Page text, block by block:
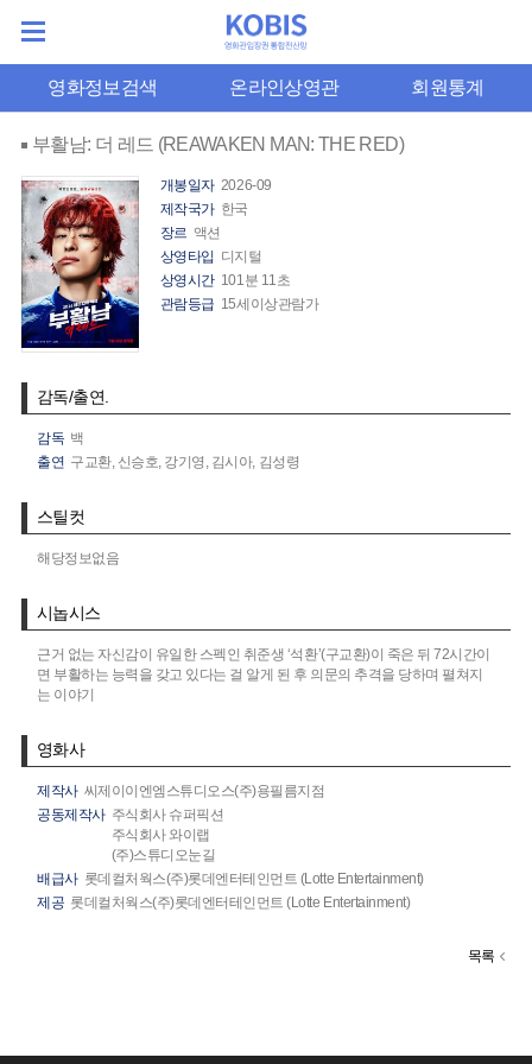
영화정보검색 온라인상영관 회원통계
부활남: 더 레드 (REAWAKEN MAN: THE RED)
개봉일자 2026-09
제작국가 한국
장르 액션
상영타입 디지털
상영시간 101분 11초
관람등급 15세이상관람가
감독/출연.
감독 백
출연 구교환, 신승호, 강기영, 김시아, 김성령
스틸컷
해당정보없음
시놉시스
근거 없는 자신감이 유일한 스펙인 취준생 ‘석환’(구교환)이 죽은 뒤 72시간이
면 부활하는 능력을 갖고 있다는 걸 알게 된 후 의문의 추격을 당하며 펼쳐지
는 이야기
영화사
제작사 씨제이이엔엠스튜디오스(주)용필름지점
공동제작사 주식회사 슈퍼픽션
주식회사 와이랩
(주)스튜디오눈길
배급사 롯데컬처웍스(주)롯데엔터테인먼트 (Lotte Entertainment)
제공 롯데컬처웍스(주)롯데엔터테인먼트 (Lotte Entertainment)
목록